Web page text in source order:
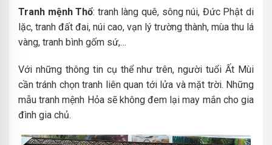
Tranh mệnh Thổ: tranh làng quê, sông núi, Đức Phật di
lặc, tranh đất đai, núi cao, vạn lý trường thành, mùa thu lá
vàng, tranh bình gốm sứ,…
Với những thông tin cụ thể như trên, người tuổi Ất Mùi
cần tránh chọn tranh liên quan tới lửa và mặt trời. Những
mẫu tranh mệnh Hỏa sẽ không đem lại may mắn cho gia
đình gia chủ.